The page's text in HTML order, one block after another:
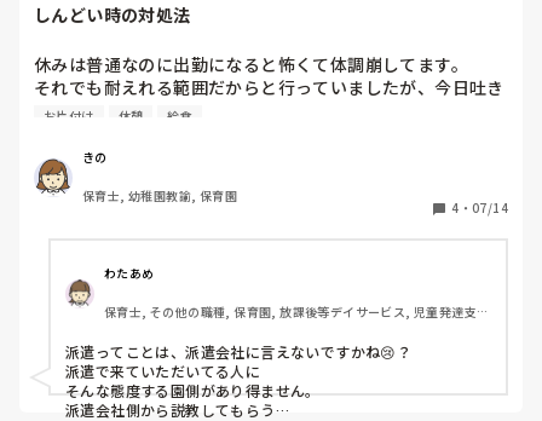
しんどい時の対処法
休みは普通なのに出勤になると怖くて体調崩してます。
それでも耐えれる範囲だからと行っていましたが、今日吐き
気もあって喉も痛く泣きそうで休んでしまいました
園長先生から毎日何かしら指導があります。
・短すぎる時間設定での作業で、終わらなければ何分遅れて
るから〜と遠回しに責めらる
・他の先生の片付け忘れや、ミスもたまたまその場一緒にい
た私が指導を受ける
・常に「保護者から〜、」「調理員さんから〜」と私にクレ
ームがあったとのことで身だしなみ指導(例:出勤の時帽子被
ってると表情が見えづらいから服装意識して)
・「昨日も先週も言ったけどさ」と覚えのないことで指導を
受け、初めて聞いたことを伝えても「いや言ってるから」的
な感じでお怒りの様子
お片付け 休憩 給食
きの
保育士, 幼稚園教諭, 保育園
4 ・ 07/14
わたあめ
保育士, その他の職種, 保育園, 放課後等デイサービス, 児童発達支援
派遣ってことは、派遣会社に言えないですかね😢？
派遣で来ていただいてる人に
そんな態度する園側があり得ません。
派遣会社側から説教してもらう